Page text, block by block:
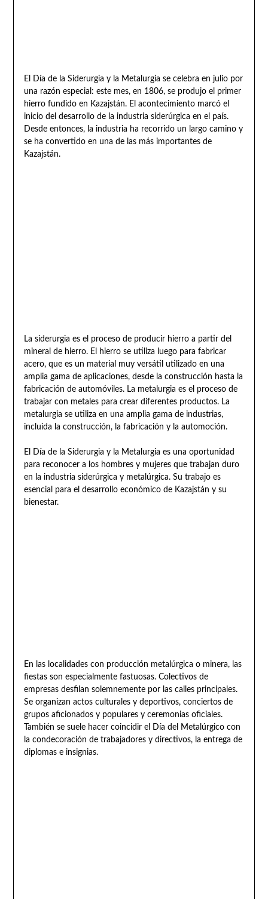
El Día de la Siderurgia y la Metalurgia se celebra en julio por
una razón especial: este mes, en 1806, se produjo el primer
hierro fundido en Kazajstán. El acontecimiento marcó el
inicio del desarrollo de la industria siderúrgica en el país.
Desde entonces, la industria ha recorrido un largo camino y
se ha convertido en una de las más importantes de
Kazajstán.
La siderurgia es el proceso de producir hierro a partir del
mineral de hierro. El hierro se utiliza luego para fabricar
acero, que es un material muy versátil utilizado en una
amplia gama de aplicaciones, desde la construcción hasta la
fabricación de automóviles. La metalurgia es el proceso de
trabajar con metales para crear diferentes productos. La
metalurgia se utiliza en una amplia gama de industrias,
incluida la construcción, la fabricación y la automoción.
El Día de la Siderurgia y la Metalurgia es una oportunidad
para reconocer a los hombres y mujeres que trabajan duro
en la industria siderúrgica y metalúrgica. Su trabajo es
esencial para el desarrollo económico de Kazajstán y su
bienestar.
En las localidades con producción metalúrgica o minera, las
fiestas son especialmente fastuosas. Colectivos de
empresas desfilan solemnemente por las calles principales.
Se organizan actos culturales y deportivos, conciertos de
grupos aficionados y populares y ceremonias oficiales.
También se suele hacer coincidir el Día del Metalúrgico con
la condecoración de trabajadores y directivos, la entrega de
diplomas e insignias.